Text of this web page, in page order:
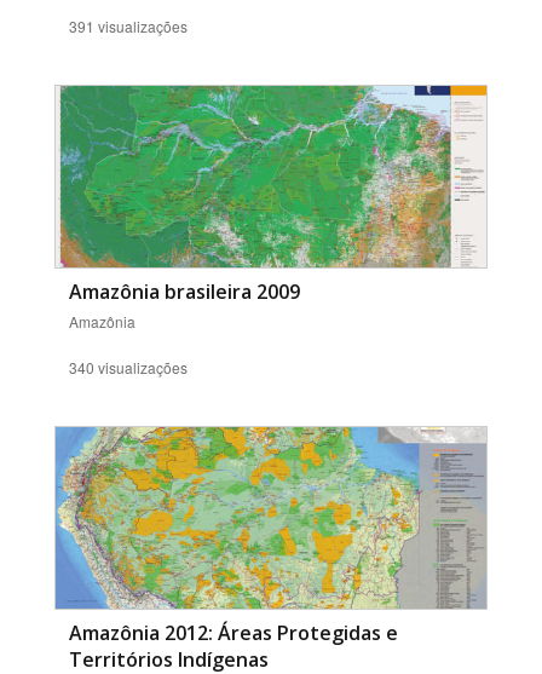
391 visualizações
Amazônia brasileira 2009
Amazônia
340 visualizações
Amazônia 2012: Áreas Protegidas e
Territórios Indígenas